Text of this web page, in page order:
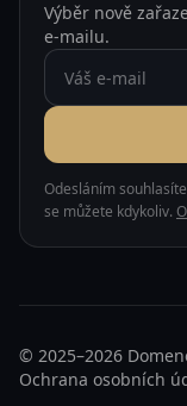
Výběr nově
e-mailu.
Odesláním
se můžete kdykoliv.
© 2025–2026
Ochrana osobních